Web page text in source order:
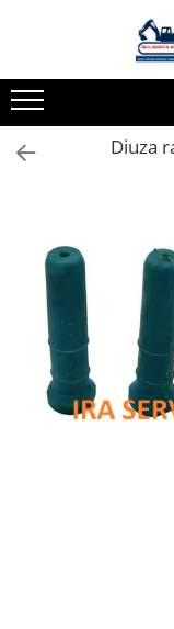
PIESE UTILAJE DIVERSE
PIESE CATERPILLAR
PIESE JCB
PIESE VOLVO
PIESE MANITOU
PIESE TEREX
Diuza